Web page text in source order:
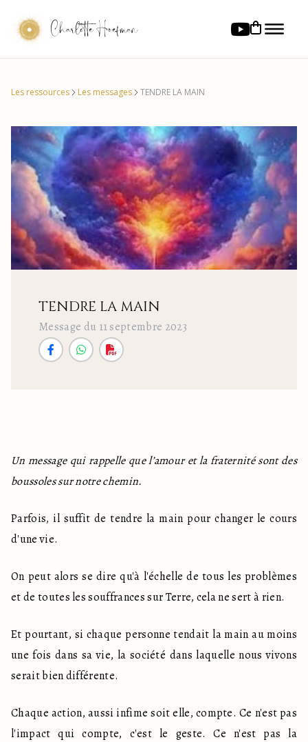
Charlotte Hoefman
Les ressources Les messages TENDRE LA MAIN
TENDRE LA MAIN
Message du 11 septembre 2023
Un message qui rappelle que l’amour et la fraternité sont des
boussoles sur notre chemin.
Parfois, il suffit de tendre la main pour changer le cours
d'une vie.
On peut alors se dire qu'à l'échelle de tous les problèmes
et de toutes les souffrances sur Terre, cela ne sert à rien.
Et pourtant, si chaque personne tendait la main au moins
une fois dans sa vie, la société dans laquelle nous vivons
serait bien différente.
Chaque action, aussi infime soit elle, compte. Ce n'est pas
l'impact qui compte, c'est le geste. Ce n'est pas la